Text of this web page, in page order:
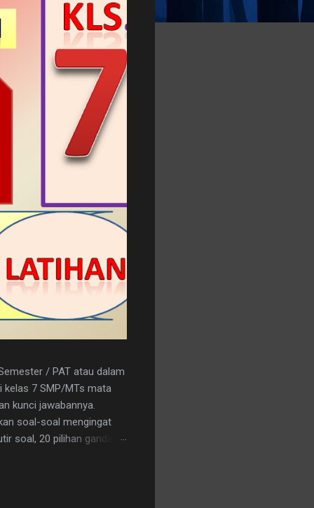
/ PAT atau dalam
kelas 7 SMP/MTs mata
kunci jawabannya.
soal-soal mengingat
soal, 20 pilihan ganda